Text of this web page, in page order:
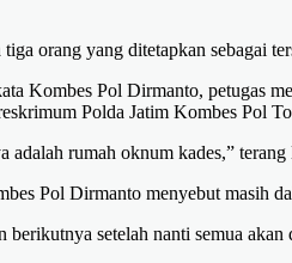
orang yang ditetapkan sebagai
Kombes Pol Dirmanto, petugas
Polda Jatim Kombes Pol
adalah rumah oknum kades,”
Pol Dirmanto menyebut masih
setelah nanti semua akan